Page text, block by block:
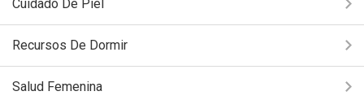
Cuidado De Piel
Recursos De Dormir
Salud Femenina